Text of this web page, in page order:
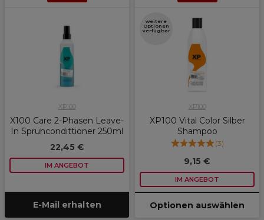
XP100
X100 Care 2-Phasen Leave-
In Sprühcondittioner 250ml
22,45 €
IM ANGEBOT
E-Mail erhalten
weitere
Optionen
verfügbar
XP100
XP100 Vital Color Silber
Shampoo
(3)
9,15 €
IM ANGEBOT
Optionen auswählen